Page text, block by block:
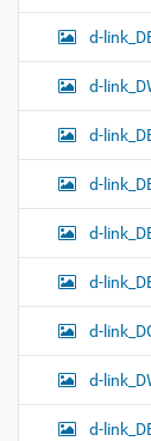
d-
d-
d-
d-
d-
d-
d-
d-
d-